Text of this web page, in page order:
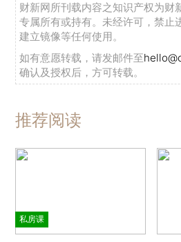
财新网所刊载内容之知识产权为财
专属所有或持有。未经许可，禁止
建立镜像等任何使用。
如有意愿转载，请发邮件至
确认及授权后，方可转载。
推荐阅读
私房课